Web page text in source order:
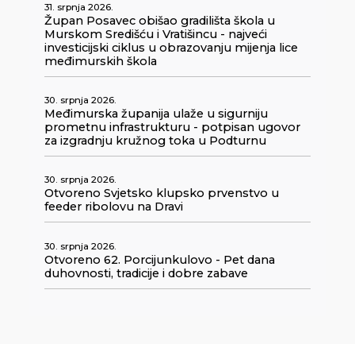
31. srpnja 2026.
Župan Posavec obišao gradilišta škola u
Murskom Središću i Vratišincu - najveći
investicijski ciklus u obrazovanju mijenja lice
međimurskih škola
30. srpnja 2026.
Međimurska županija ulaže u sigurniju
prometnu infrastrukturu - potpisan ugovor
za izgradnju kružnog toka u Podturnu
30. srpnja 2026.
Otvoreno Svjetsko klupsko prvenstvo u
feeder ribolovu na Dravi
30. srpnja 2026.
Otvoreno 62. Porcijunkulovo - Pet dana
duhovnosti, tradicije i dobre zabave